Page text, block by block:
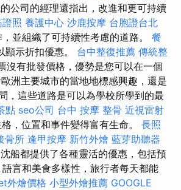
公司的經理還指出，改進和更可持續
照 養護中心 沙鹿按摩 台胞證台北
並組織了可持續性考慮的道路。 餐
示折扣優惠。 台中整復推薦 傳統整
沒有批發價格，優勢是您可以在一個
洲主要城市的當地地標感興趣，還是
，這些道路是可以為學校所學到的最
點 seo公司 台中 按摩 整骨 近視雷射
，位置和事件變得富有生命。 長照
骨所 逢甲按摩 新竹外燴 藍芽助聽器
船都提供了各種靈活的優惠，包括預
言和美食多樣性，旅行者每天都能
外燴價格 小型外燴推薦 GOOGLE